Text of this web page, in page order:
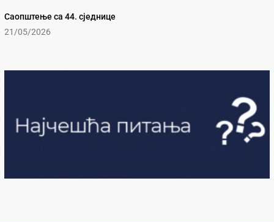
Саопштење са 44. сједнице
21/05/2026